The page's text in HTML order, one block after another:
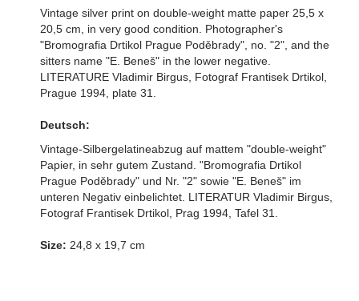
Vintage silver print on double-weight matte paper 25,5 x
20,5 cm, in very good condition. Photographer's
"Bromografia Drtikol Prague Poděbrady", no. "2", and the
sitters name "E. Beneš" in the lower negative.
LITERATURE Vladimir Birgus, Fotograf Frantisek Drtikol,
Prague 1994, plate 31.
Deutsch:
Vintage-Silbergelatineabzug auf mattem "double-weight"
Papier, in sehr gutem Zustand. "Bromografia Drtikol
Prague Poděbrady" und Nr. "2" sowie "E. Beneš" im
unteren Negativ einbelichtet. LITERATUR Vladimir Birgus,
Fotograf Frantisek Drtikol, Prag 1994, Tafel 31.
Size: 24,8 x 19,7 cm